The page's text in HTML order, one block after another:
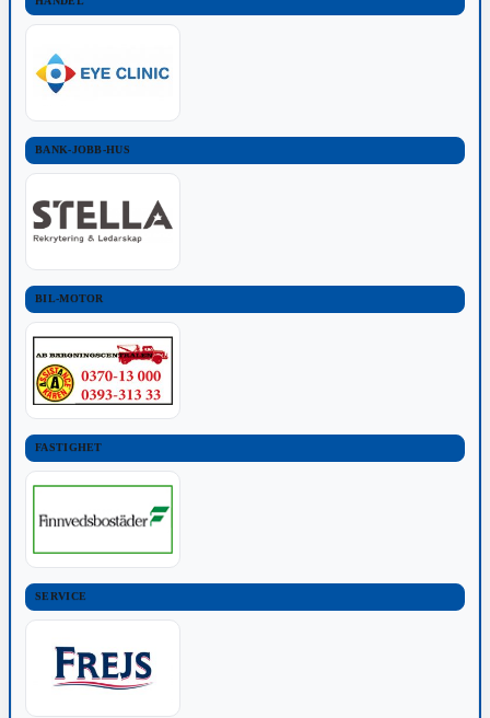
BANK-JOBB-HUS
BIL-MOTOR
FASTIGHET
SERVICE